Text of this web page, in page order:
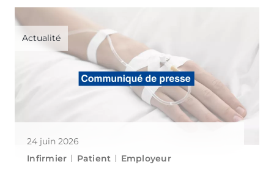
Actualité
24 juin 2026
Infirmier
Patient Employeur